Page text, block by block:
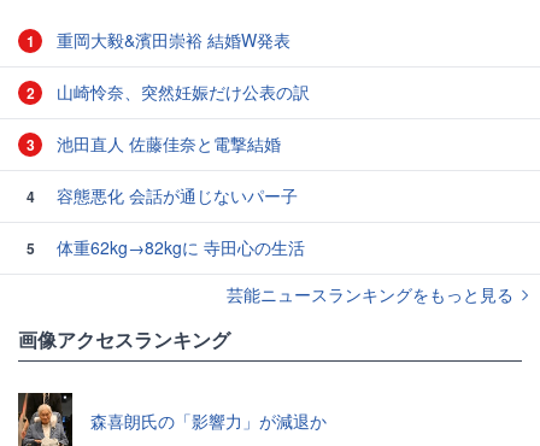
1 重岡大毅&濱田崇裕 結婚W発表
2 山崎怜奈、突然妊娠だけ公表の訳
3 池田直人 佐藤佳奈と電撃結婚
4 容態悪化 会話が通じないパー子
5
体重62kg→82kgに 寺田心の生活
芸能ニュースランキングをもっと見る
画像アクセスランキング
森喜朗氏の「影響力」が減退か